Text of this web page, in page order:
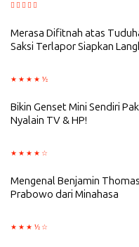
Merasa Difitnah atas
Saksi Terlapor Siapkan
Bikin Genset Mini Sendiri
Nyalain TV & HP!
Mengenal Benjamin
Prabowo dari Minahasa